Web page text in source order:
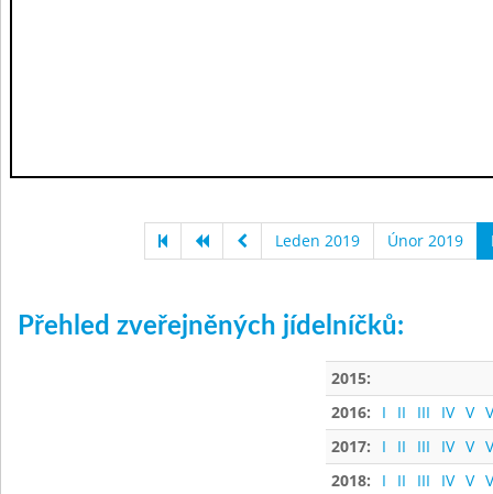
Leden 2019 Únor 2019
Přehled zveřejněných jídelníčků:
2015:
2016:
I II III IV V
2017:
I II III IV V
2018:
I II III IV V